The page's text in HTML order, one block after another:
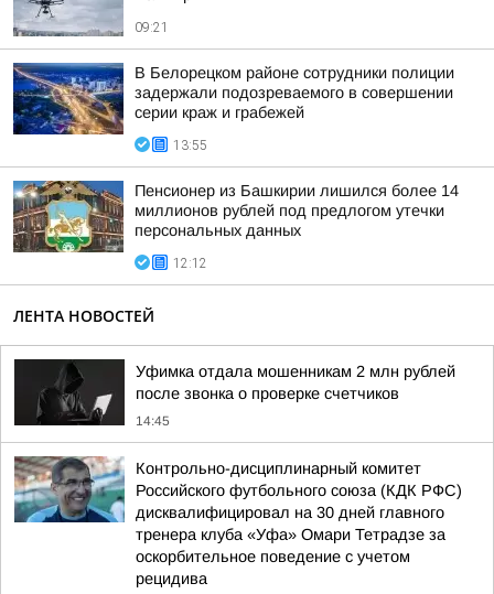
09:21
В Белорецком районе сотрудники полиции
задержали подозреваемого в совершении
серии краж и грабежей
13:55
Пенсионер из Башкирии лишился более 14
миллионов рублей под предлогом утечки
персональных данных
12:12
ЛЕНТА НОВОСТЕЙ
Уфимка отдала мошенникам 2 млн рублей
после звонка о проверке счетчиков
14:45
Контрольно-дисциплинарный комитет
Российского футбольного союза (КДК РФС)
дисквалифицировал на 30 дней главного
тренера клуба «Уфа» Омари Тетрадзе за
оскорбительное поведение с учетом
рецидива